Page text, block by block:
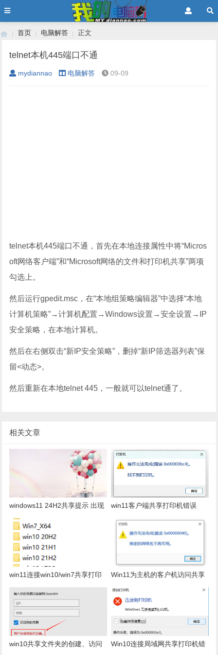
›
首页
›
电脑解答
›
正文
telnet本机445端口不通
mydiannao 电脑解答 09-09
telnet本机445端口不通，首先在本地连接属性中将“Micros
oft网络客户端”和“Microsoft网络的文件和打印机共享”两项
勾选上。
然后运行gpedit.msc，在“本地组策略编辑器”中选择“本地
计算机策略”→计算机配置→Windows设置→安全设置→IP
安全策略，在本地计算机。
然后在右侧双击“新IP安全策略”，删掉“新IP筛选器列表”保
留<动态>。
然后重新在本地telnet 445，一般就可以telnet通了。
相关文章
windows11 24H2共享提示 出现
了扩展错误
win11客户端共享打印机错误
0x00000bc4的解决办法
win11连接win10/win7共享打印
win32spl修复
Win11为主机的客户机访问共享
提示打印机错误0X00000040指
定的网络名不再可用
win10共享文件夹的创建、访问 Win10连接局域网共享打印机错